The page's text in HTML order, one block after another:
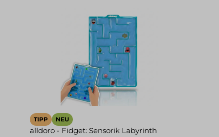
TIPP NEU
alldoro - Fidget: Sensorik Labyrinth